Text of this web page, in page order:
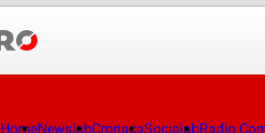
HomeNewslabCronacaSocialabRadio